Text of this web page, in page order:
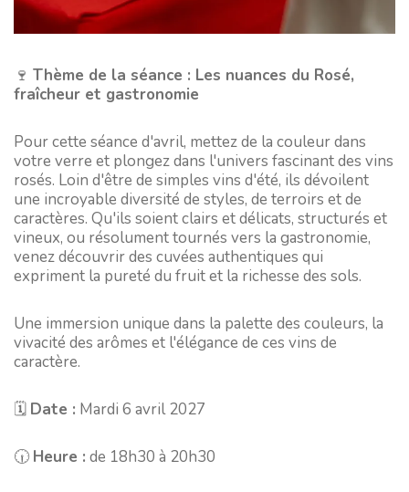
🍷 Thème de la séance : Les nuances du Rosé,
fraîcheur et gastronomie
Pour cette séance d'avril, mettez de la couleur dans
votre verre et plongez dans l'univers fascinant des vins
rosés. Loin d'être de simples vins d'été, ils dévoilent
une incroyable diversité de styles, de terroirs et de
caractères. Qu'ils soient clairs et délicats, structurés et
vineux, ou résolument tournés vers la gastronomie,
venez découvrir des cuvées authentiques qui
expriment la pureté du fruit et la richesse des sols.
Une immersion unique dans la palette des couleurs, la
vivacité des arômes et l'élégance de ces vins de
caractère.
🗓️ Date : Mardi 6 avril 2027
🕡 Heure : de 18h30 à 20h30